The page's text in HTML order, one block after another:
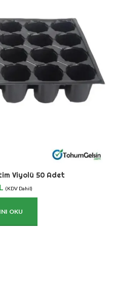
Viyolü 50 Adet
(KDV Dahil)
OKU